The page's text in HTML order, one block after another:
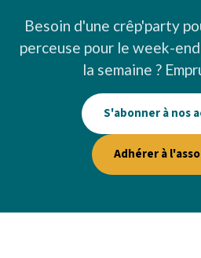
Besoin d'une crêp'party
perceuse pour le week-
la semaine ?
S'abonner à nos
Adhérer à